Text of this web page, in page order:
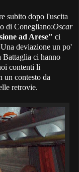
subito dopo l'uscita
di Conegliano:Oscar
ad Arese" ci
deviazione un po'
Battaglia ci hanno
contenti li
un contesto da
retrovie.